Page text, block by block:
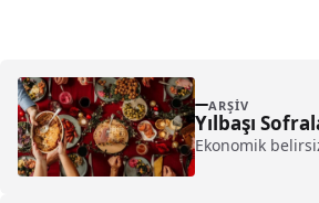
ARŞIV
Yılbaşı
Ekonomik